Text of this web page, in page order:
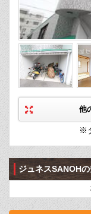
他
※
ジュネスSANOH